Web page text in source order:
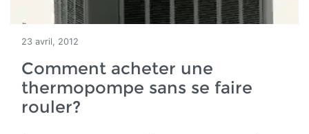
23 avril, 2012
Comment acheter une
thermopompe sans se faire
rouler?